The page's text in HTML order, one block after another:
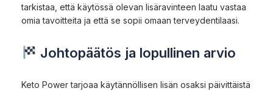
tarkistaa, että käytössä olevan lisäravinteen laatu vastaa
omia tavoitteita ja että se sopii omaan terveydentilaasi.
Johtopäätös ja lopullinen arvio
Keto Power tarjoaa käytännöllisen lisän osaksi päivittäistä